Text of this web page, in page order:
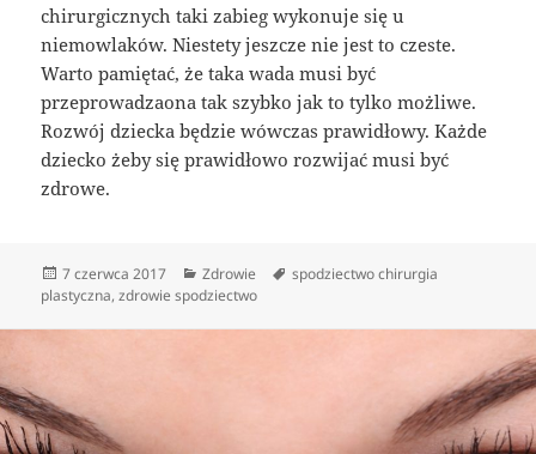
chirurgicznych taki zabieg wykonuje się u
niemowlaków. Niestety jeszcze nie jest to czeste.
Warto pamiętać, że taka wada musi być
przeprowadzaona tak szybko jak to tylko możliwe.
Rozwój dziecka będzie wówczas prawidłowy. Każde
dziecko żeby się prawidłowo rozwijać musi być
zdrowe.
Data
publikacji
7 czerwca 2017 Kategorie
Zdrowie Tagi
spodziectwo chirurgia
plastyczna,zdrowie spodziectwo